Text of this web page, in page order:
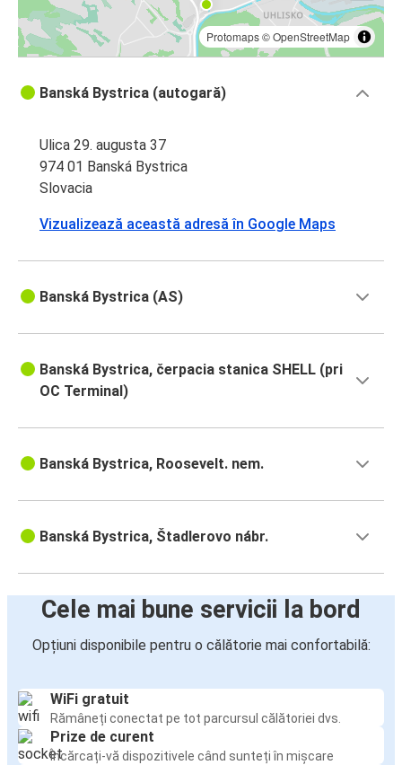
Protomaps©OpenStreetMap
Banská Bystrica (autogară)
Ulica 29. augusta 37
974 01 Banská Bystrica
Slovacia
Vizualizează această adresă în Google Maps
Banská Bystrica (AS)
Banská Bystrica, čerpacia stanica SHELL (pri
OC Terminal)
Banská Bystrica, Roosevelt. nem.
Banská Bystrica, Štadlerovo nábr.
Cele mai bune servicii la bord
Opțiuni disponibile pentru o călătorie mai confortabilă:
WiFi gratuit
Rămâneți conectat pe tot parcursul călătoriei dvs.
Prize de curent
Încărcați-vă dispozitivele când sunteți în mișcare